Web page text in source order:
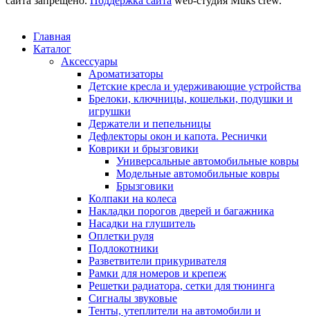
Главная
Каталог
Аксессуары
Ароматизаторы
Детские кресла и удерживающие устройства
Брелоки, ключницы, кошельки, подушки и
игрушки
Держатели и пепельницы
Дефлекторы окон и капота. Реснички
Коврики и брызговики
Универсальные автомобильные ковры
Модельные автомобильные ковры
Брызговики
Колпаки на колеса
Накладки порогов дверей и багажника
Насадки на глушитель
Оплетки руля
Подлокотники
Разветвители прикуривателя
Рамки для номеров и крепеж
Решетки радиатора, сетки для тюнинга
Сигналы звуковые
Тенты, утеплители на автомобили и